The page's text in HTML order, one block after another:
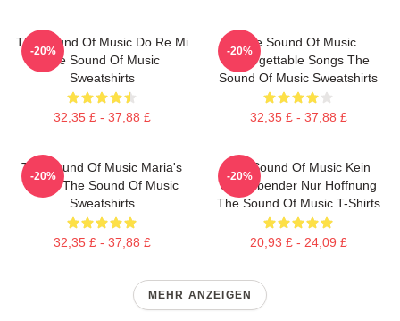
The Sound Of Music Do Re Mi
The Sound Of Music
Sweatshirts
32,35 £ - 37,88 £
-20%
The Sound Of Music
Unforgettable Songs The
Sound Of Music Sweatshirts
32,35 £ - 37,88 £
-20%
The Sound Of Music Maria's
Magic The Sound Of Music
Sweatshirts
32,35 £ - 37,88 £
-20%
The Sound Of Music Kein
Überlebender Nur Hoffnung
The Sound Of Music T-Shirts
20,93 £ - 24,09 £
-20%
MEHR ANZEIGEN